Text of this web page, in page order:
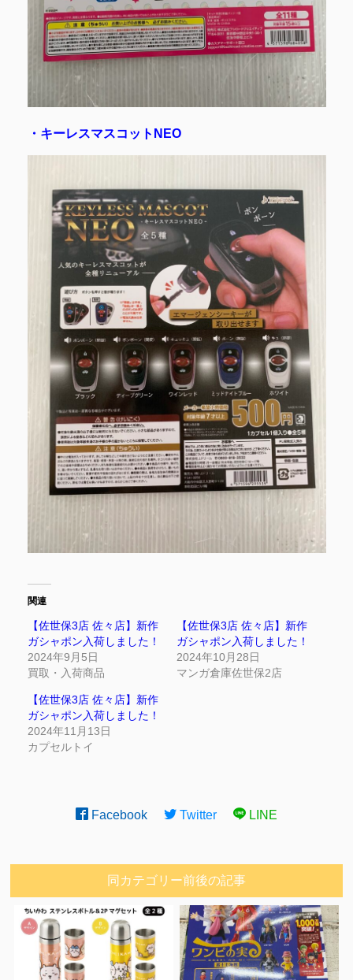
・キーレスマスコットNEO
関連
【佐世保3店 佐々店】新作
ガシャポン入荷しました！
2024年9月5日
買取・入荷商品
【佐世保3店 佐々店】新作
ガシャポン入荷しました！
2024年10月28日
マンガ倉庫佐世保2店
【佐世保3店 佐々店】新作
ガシャポン入荷しました！
2024年11月13日
カプセルトイ
Facebook Twitter LINE
同カテゴリー前後の記事